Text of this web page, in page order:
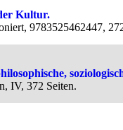
Kultur.
9783525462447,
IV, 372 Seiten.